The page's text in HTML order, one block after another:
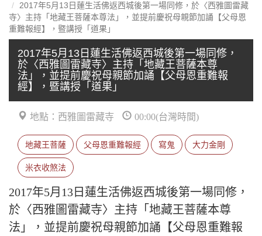
2017年5月13日蓮生活佛返西城後第一場同修，於〈西雅圖雷藏
寺〉主持「地藏王菩薩本尊法」，並提前慶祝母親節加誦【父母恩
重難報經】，暨講授「道果」
2017年5月13日蓮生活佛返西城後第一場同修，
於〈西雅圖雷藏寺〉主持「地藏王菩薩本尊
法」，並提前慶祝母親節加誦【父母恩重難報
經】，暨講授「道果」
地點：西雅圖雷藏寺 00:00(台灣時間)
地藏王菩薩 父母恩重難報經 寫鬼 大力金剛
米衣收煞法
2017年5月13日蓮生活佛返西城後第一場同修，
於〈西雅圖雷藏寺〉主持「地藏王菩薩本尊
法」，並提前慶祝母親節加誦【父母恩重難報